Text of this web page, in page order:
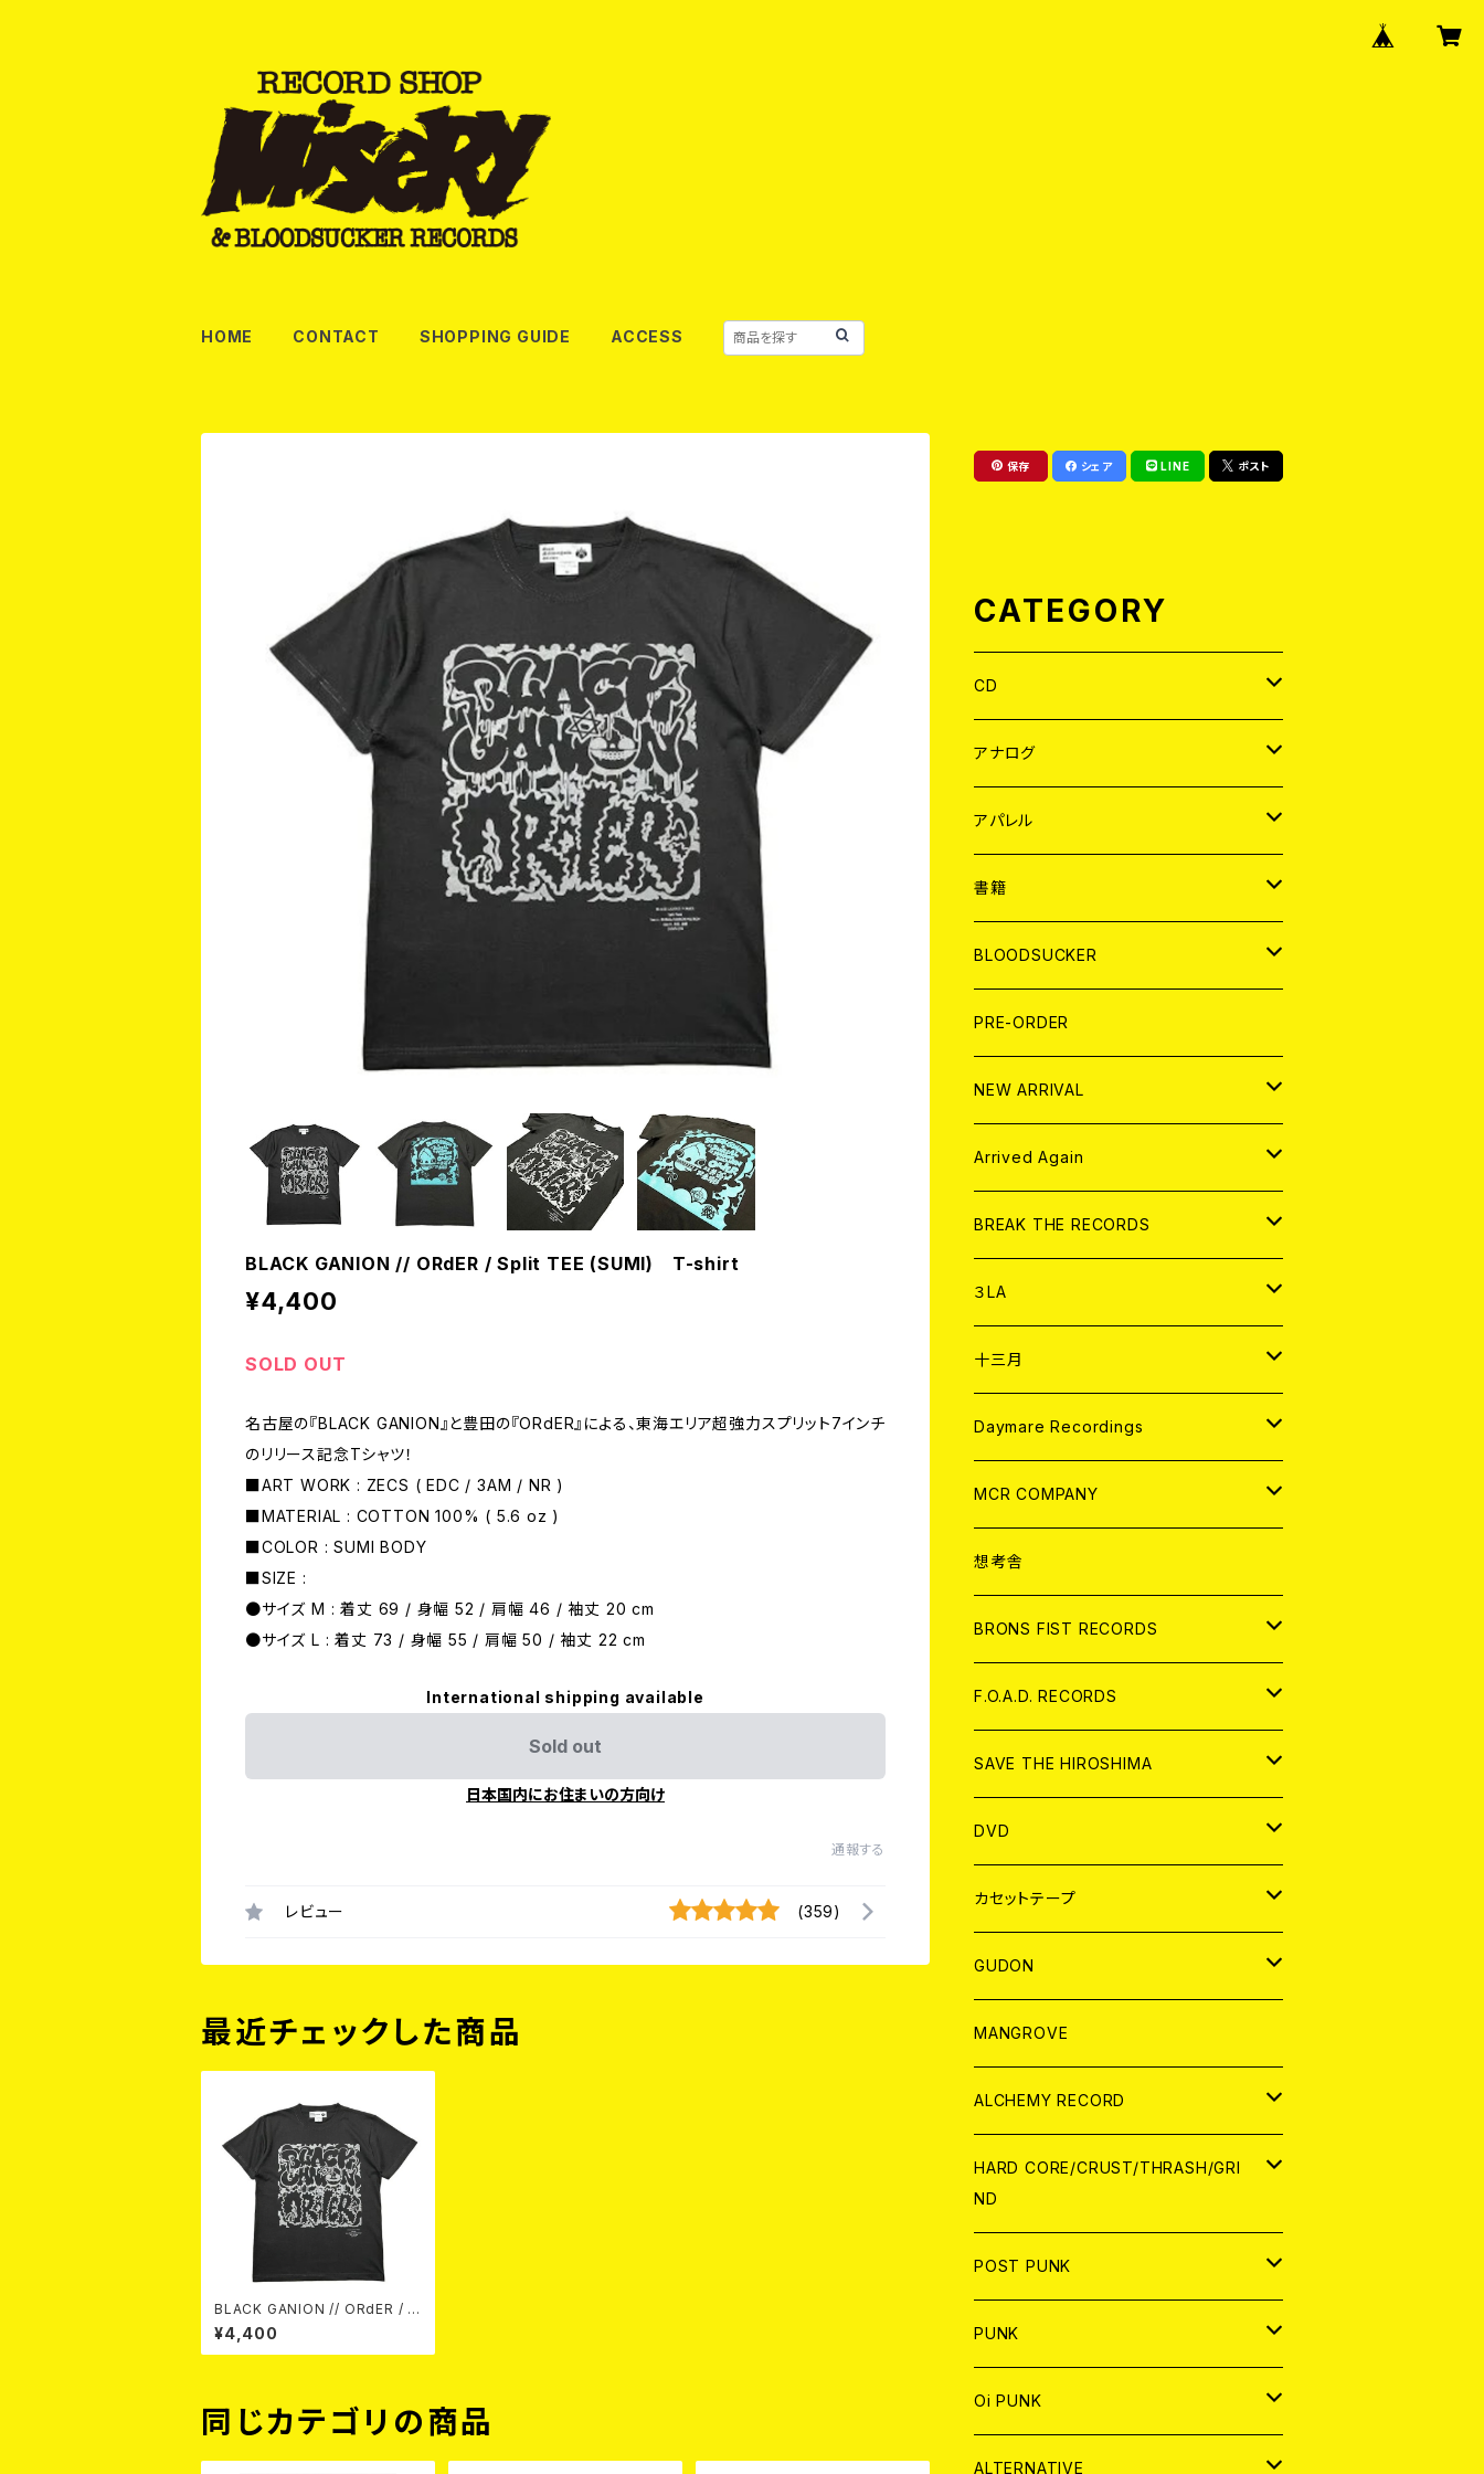
HOME CONTACT SHOPPING GUIDE ACCESS
BLACK GANION // ORdER / Split TEE (SUMI) T-shirt
¥4,400
SOLD OUT
名古屋の『BLACK GANION』と豊田の『ORdER』による、東海エリア超強力スプリット7インチ
のリリース記念Tシャツ！
■ART WORK : ZECS ( EDC / 3AM / NR )
■MATERIAL : COTTON 100% ( 5.6 oz )
■COLOR : SUMI BODY
■SIZE :
●サイズ M : 着丈 69 / 身幅 52 / 肩幅 46 / 袖丈 20 cm
●サイズ L : 着丈 73 / 身幅 55 / 肩幅 50 / 袖丈 22 cm
International shipping available
Sold out
日本国内にお住まいの方向け
通報する
レビュー (359)
最近チェックした商品
BLACK GANION // ORdER / S
plit TEE (SUMI) T-shirt
¥4,400
同じカテゴリの商品
保存 シェア LINE ポスト
CATEGORY
CD
JAPAN
WORLD
アナログ
JAPAN
７EP
LP
WORLD
7EP
LP
アパレル
JAPAN
T-shirt
HOOD
WORLD
T-shirt
HOOD
書籍
MAGAZINE
BOLLOCKS
EL ZINE
写真集 (PHOTOBOOK)
BLOODSUCKER
CD
アナログ
アパレル
書籍
DIGITAL CONTENTS
PRE-ORDER
NEW ARRIVAL
CD
アナログ
Arrived Again
CD
アナログ
BREAK THE RECORDS
CD
ANALOG
アパレル
３LA
CD
ANALOG
十三月
CD
ANALOG
Daymare Recordings
CD
ANALOG
MCR COMPANY
CD
アパレル
ANALOG
想考舎
BRONS FIST RECORDS
CD
ANALOG
F.O.A.D. RECORDS
CD
ANALOG
SAVE THE HIROSHIMA
アパレル
BADGE
DVD
JAPAN
WORLD
カセットテープ
JAPAN
WORLD
GUDON
アパレル
PATCH
アナログ
DIGITAL CONTENTS
MANGROVE
ALCHEMY RECORD
CD
ANALOG
HARD CORE/CRUST/THRASH/GRI
ND
JAPAN
CD
ANALOG
WORLD
CD
ANALOG
POST PUNK
CD
JAPAN
WORLD
ANALOG
JAPAN
PUNK
JAPAN
CD
WORLD
Oi PUNK
JAPAN
ALTERNATIVE